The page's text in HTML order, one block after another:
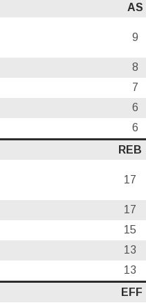
AS
9
8
7
6
6
REB
17
17
15
13
13
EFF